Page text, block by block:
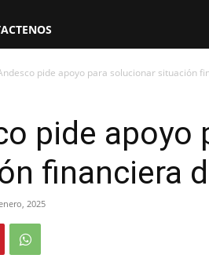
pide apoyo para solucionar situación
pide apoyo
financiera
2025